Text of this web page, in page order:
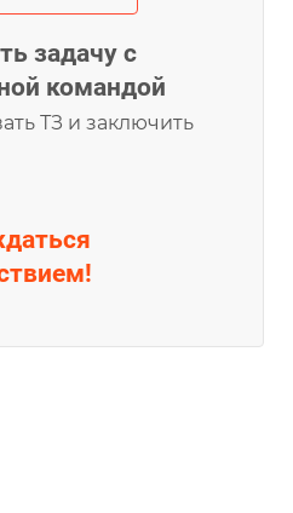
задачу с
командой
ТЗ и заключить